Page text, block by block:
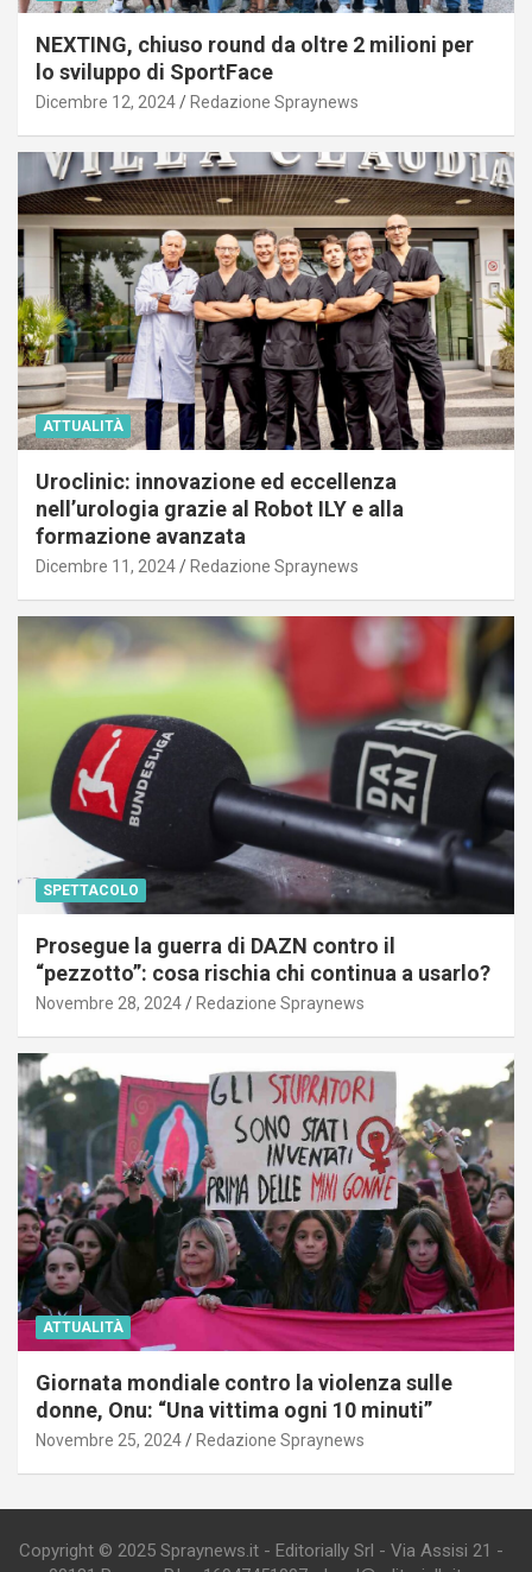
NEXTING, chiuso round da oltre 2 milioni per
lo sviluppo di SportFace
Dicembre 12, 2024 Redazione Spraynews
ATTUALITÀ
Uroclinic: innovazione ed eccellenza
nell’urologia grazie al Robot ILY e alla
formazione avanzata
Dicembre 11, 2024 Redazione Spraynews
SPETTACOLO
Prosegue la guerra di DAZN contro il
“pezzotto”: cosa rischia chi continua a usarlo?
Novembre 28, 2024 Redazione Spraynews
ATTUALITÀ
Giornata mondiale contro la violenza sulle
donne, Onu: “Una vittima ogni 10 minuti”
Novembre 25, 2024 Redazione Spraynews
Copyright © 2025 Spraynews.it - Editorially Srl - Via Assisi 21 -